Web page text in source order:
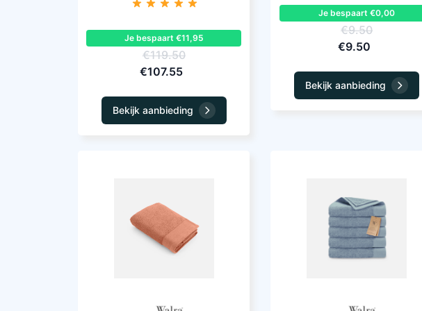
Je bespaart €11,95
€119.50
€107.55
Bekijk aanbieding
Je bespaart €0,00
€9.50
€9.50
Bekijk aanbieding